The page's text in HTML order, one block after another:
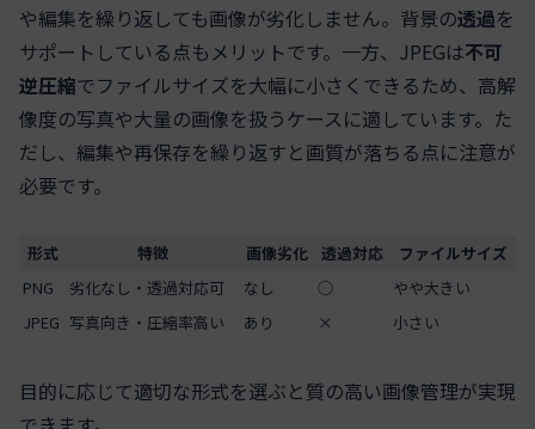
や編集を繰り返しても画像が劣化しません。背景の透過を
サポートしている点もメリットです。一方、JPEGは不可
逆圧縮でファイルサイズを大幅に小さくできるため、高解
像度の写真や大量の画像を扱うケースに適しています。た
だし、編集や再保存を繰り返すと画質が落ちる点に注意が
必要です。
形式 特徴 画像劣化 透過対応
ファイルサイズ
PNG
劣化なし・透過対応可 なし ◯
やや大きい
JPEG 写真向き・圧縮率高い あり × 小さい
目的に応じて適切な形式を選ぶと質の高い画像管理が実現